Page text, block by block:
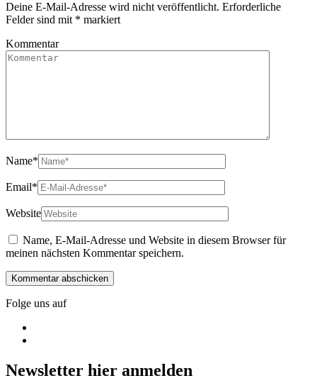
Deine E-Mail-Adresse wird nicht veröffentlicht. Erforderliche
Felder sind mit * markiert
Kommentar
Name*
Email*
Website
Name, E-Mail-Adresse und Website in diesem Browser für
meinen nächsten Kommentar speichern.
Folge uns auf
Newsletter hier anmelden